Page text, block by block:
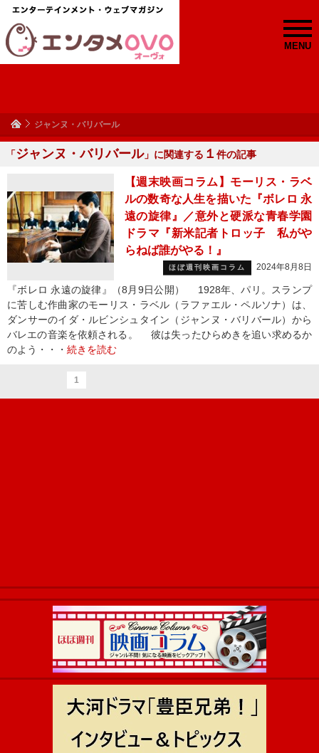
MENU
ジャンヌ・バリバール
「ジャンヌ・バリバール」に関連する １ 件の記事
【週末映画コラム】モーリス・ラベ
ルの数奇な人生を描いた『ボレロ 永
遠の旋律』／意外と硬派な青春学園
ドラマ『新米記者トロッ子 私がや
らねば誰がやる！』
ほぼ週刊映画コラム 2024年8月8日
『ボレロ 永遠の旋律』（8月9日公開） 1928年、パリ。スランプ
に苦しむ作曲家のモーリス・ラベル（ラファエル・ペルソナ）は、
ダンサーのイダ・ルビンシュタイン（ジャンヌ・バリバール）から
バレエの音楽を依頼される。 彼は失ったひらめきを追い求めるか
のよう・・・ 続きを読む
1